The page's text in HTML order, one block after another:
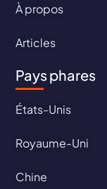
À propos
Articles
Pays phares
États-Unis
Royaume-Uni
Chine